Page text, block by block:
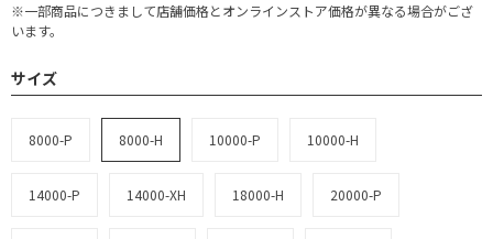
※一部商品につきまして店舗価格とオンラインストア価格が異なる場合がござ
います。
サイズ
8000-P 8000-H 10000-P 10000-H
14000-P 14000-XH 18000-H 20000-P